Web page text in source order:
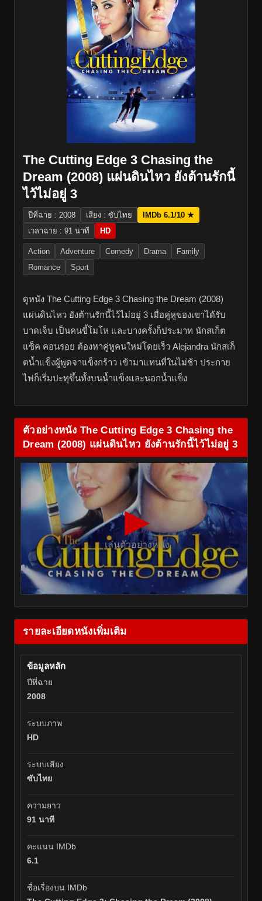
The Cutting Edge 3 Chasing the
Dream (2008) แผ่นดินไหว ยังต้านรักนี้
ไว้ไม่อยู่ 3
ปีที่ฉาย : 2008 เสียง : ซับไทย
IMDb 6.1/10 ★
เวลาฉาย : 91 นาที
HD
Action Adventure Comedy Drama
Family
Romance
Sport
ดูหนัง The Cutting Edge 3 Chasing the Dream (2008)
แผ่นดินไหว ยังต้านรักนี้ไว้ไม่อยู่ 3 เมื่อคู่หูของเขาได้รับ
บาดเจ็บ เป็นคนขี้โมโห และบางครั้งก็ประมาท นักสเก็ต
แซ็ค คอนรอย ต้องหาคู่หูคนใหม่โดยเร็ว Alejandra นักสเก็
ตน้ำแข็งผู้พูดจาแข็งกร้าว เข้ามาแทนที่ในไม่ช้า ประกาย
ไฟก็เริ่มปะทุขึ้นทั้งบนน้ำแข็งและนอกน้ำแข็ง
ตัวอย่างหนัง The Cutting Edge 3 Chasing the
Dream (2008) แผ่นดินไหว ยังต้านรักนี้ไว้ไม่อยู่ 3
▶
เล่นตัวอย่างหนัง
รายละเอียดหนังเพิ่มเติม
ข้อมูลหลัก
ปีที่ฉาย
2008
ระบบภาพ
HD
ระบบเสียง
ซับไทย
ความยาว
91 นาที
คะแนน IMDb
6.1
ชื่อเรื่องบน IMDb